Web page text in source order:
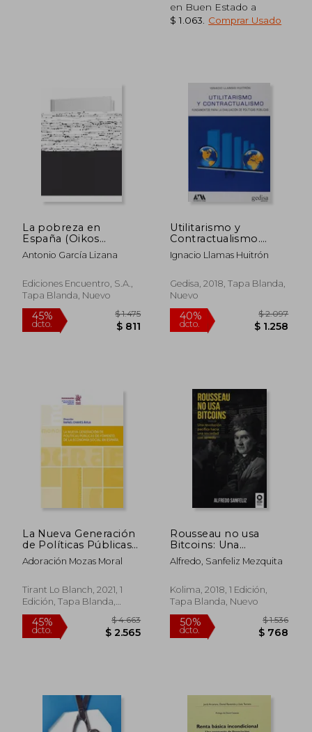
45% 45%
dcto.
en Buen Estado a
$ 1.063
Comprar Usado
La pobreza en
España (Oikos
Nomos)
Antonio García Lizana
Ediciones Encuentro, S.A.,
Tapa Blanda, Nuevo
45%
dcto.
$ 1.475
Utilitarismo y
Contractualismo.
Fundamentos Para la
Evaluación de
Ignacio Llamas Huitrón
Gedisa, 2018, Tapa Blanda,
Nuevo
40%
dcto.
La Nueva Generación
de Políticas Públicas
de Fomento de la
Economía Social en
Adoración Mozas Moral
Tirant Lo Blanch, 2021, 1
Edición, Tapa Blanda,
Nuevo
Rousseau no usa
Bitcoins: Una
Revolución Pacífica
Hacia una Sociedad
Alfredo, Sanfeliz Mezquita
Kolima, 2018, 1 Edición,
Tapa Blanda, Nuevo